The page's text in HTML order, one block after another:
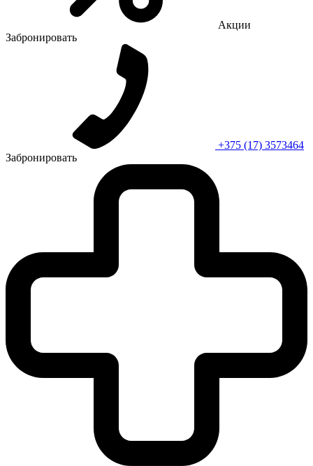
Акции
Забронировать
+375 (17) 3573464
Забронировать